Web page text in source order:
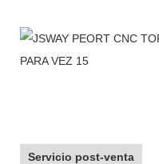
Servicio post-venta